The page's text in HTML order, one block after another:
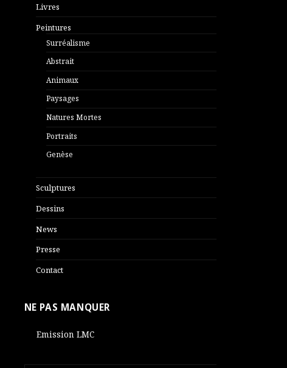
Livres
Peintures
Surréalisme
Abstrait
Animaux
Paysages
Natures Mortes
Portraits
Genèse
Sculptures
Dessins
News
Presse
Contact
NE PAS MANQUER
Emission LMC